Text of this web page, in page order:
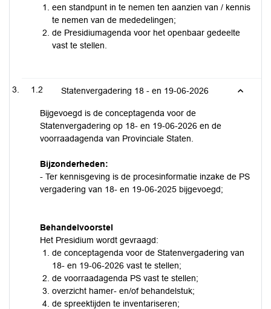
een standpunt in te nemen ten aanzien van / kennis
te nemen van de mededelingen;
de Presidiumagenda voor het openbaar gedeelte
vast te stellen.
1.2 Statenvergadering 18 - en 19-06-2026
Bijgevoegd is de conceptagenda voor de
Statenvergadering op 18- en 19-06-2026 en de
voorraadagenda van Provinciale Staten.
Bijzonderheden:
- Ter kennisgeving is de procesinformatie inzake de PS
vergadering van 18- en 19-06-2025 bijgevoegd;
Behandelvoorstel
Het Presidium wordt gevraagd:
de conceptagenda voor de Statenvergadering van
18- en 19-06-2026 vast te stellen;
de voorraadagenda PS vast te stellen;
overzicht hamer- en/of behandelstuk;
de spreektijden te inventariseren;